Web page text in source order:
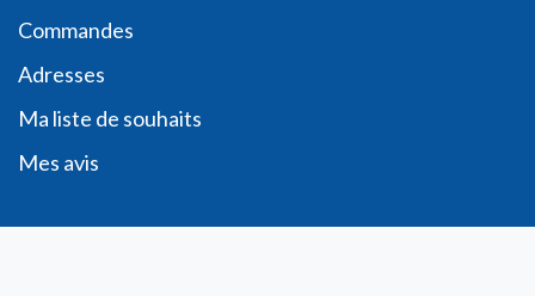
Commande​s
Adresses
Ma liste de souhaits
Mes avis